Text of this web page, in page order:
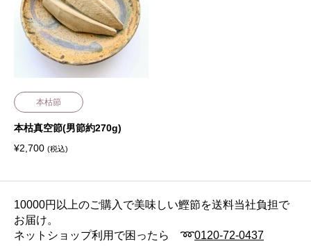
本枯節
本枯真空節(男節約270g)
¥2,700 (税込)
10000円以上のご購入で美味しい鰹節を送料当社負担で
お届け。
ネットショップ利用で困ったら ➿0120-72-0437